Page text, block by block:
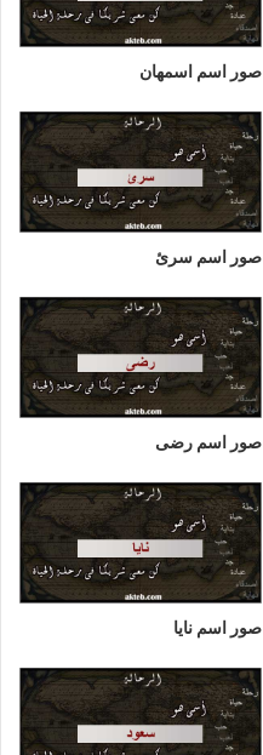
صور اسم اسمهان
صور اسم سرئ
صور اسم رضى
صور اسم نايا